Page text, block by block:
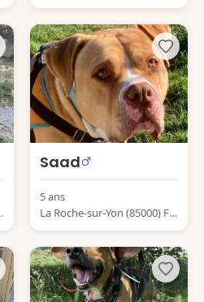
ance
Saad
5 ans
La Roche-sur-Yon (85000) Fr
ance